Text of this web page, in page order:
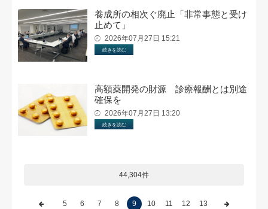
養成所の相次ぐ廃止「非常事態と受け
止めて」
2026年07月27日 15:21
続きを読む
高額薬開発の財源 診療報酬とは別途
確保を
2026年07月27日 13:20
続きを読む
44,304件
5 6 7 8 9 10 11 12 13